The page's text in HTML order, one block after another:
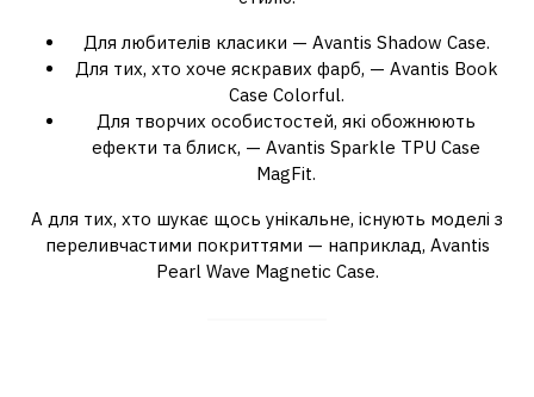
Для любителів класики — Avantis Shadow Case.
Для тих, хто хоче яскравих фарб, — Avantis Book
Case Colorful.
Для творчих особистостей, які обожнюють
ефекти та блиск, — Avantis Sparkle TPU Case
MagFit.
А для тих, хто шукає щось унікальне, існують моделі з
переливчастими покриттями — наприклад, Avantis
Pearl Wave Magnetic Case.